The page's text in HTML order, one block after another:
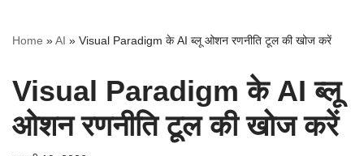
Home »AI » Visual Paradigm के AI ब्लू ओशन रणनीति टूल की खोज करें
Visual Paradigm के AI ब्लू
ओशन रणनीति टूल की खोज करें